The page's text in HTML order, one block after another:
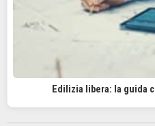
Edilizia libera: la guida